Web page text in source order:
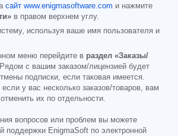
сайт www.enigmasoftware.com и нажмите
в правом верхнем углу.
используя ваше имя пользователя и
меню перейдите в раздел «Заказы/
Рядом с вашим заказом/лицензией будет
подписки, если таковая имеется.
если у вас несколько заказов/товаров, вам
их по отдельности.
вопросов или проблем вы можете
поддержки EnigmaSoft по электронной